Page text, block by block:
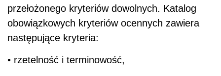
przełożonego kryteriów dowolnych. Katalog
obowiązkowych kryteriów ocennych zawiera
następujące kryteria:
• rzetelność i terminowość,